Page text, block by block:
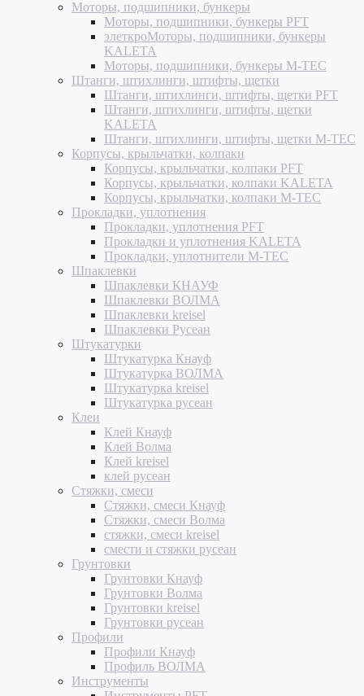
Моторы, подшипники, бункеры
Моторы, подшипники, бункеры PFT
элеткроМоторы, подшипники, бункеры
KALETA
Моторы, подшипники, бункеры M-TEC
Штанги, штихлинги, штифты, щетки
Штанги, штихлинги, штифты, щетки PFT
Штанги, штихлинги, штифты, щетки
KALETA
Штанги, штихлинги, штифты, щетки M-TEC
Корпусы, крыльчатки, колпаки
Корпусы, крыльчатки, колпаки PFT
Корпусы, крыльчатки, колпаки KALETA
Корпусы, крыльчатки, колпаки M-TEC
Прокладки, уплотнения
Прокладки, уплотнения PFT
Прокладки и уплотнения KALETA
Прокладки, уплотнители M-TEC
Шпаклевки
Шпаклевки КНАУФ
Шпаклевки ВОЛМА
Шпаклевки kreisel
Шпаклевки Русеан
Штукатурки
Штукатурка Кнауф
Штукатурка ВОЛМА
Штукатурка kreisel
Штукатурка русеан
Клеи
Клей Кнауф
Клей Волма
Клей kreisel
клей русеан
Стяжки, смеси
Стяжки, смеси Кнауф
Стяжки, смеси Волма
стяжки, смеси kreisel
смести и стяжки русеан
Грунтовки
Грунтовки Кнауф
Грунтовки Волма
Грунтовки kreisel
Грунтовки русеан
Профили
Профили Кнауф
Профиль ВОЛМА
Инструменты